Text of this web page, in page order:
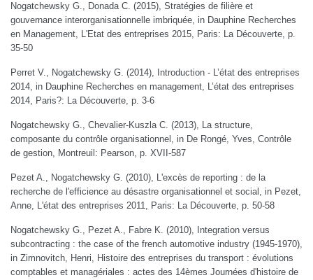
Nogatchewsky G., Donada C. (2015), Stratégies de filière et
gouvernance interorganisationnelle imbriquée, in Dauphine Recherches
en Management, L'Etat des entreprises 2015, Paris: La Découverte, p.
35-50
Perret V., Nogatchewsky G. (2014), Introduction - L’état des entreprises
2014, in Dauphine Recherches en management, L’état des entreprises
2014, Paris?: La Découverte, p. 3-6
Nogatchewsky G., Chevalier-Kuszla C. (2013), La structure,
composante du contrôle organisationnel, in De Rongé, Yves, Contrôle
de gestion, Montreuil: Pearson, p. XVII-587
Pezet A., Nogatchewsky G. (2010), L'excès de reporting : de la
recherche de l'efficience au désastre organisationnel et social, in Pezet,
Anne, L'état des entreprises 2011, Paris: La Découverte, p. 50-58
Nogatchewsky G., Pezet A., Fabre K. (2010), Integration versus
subcontracting : the case of the french automotive industry (1945-1970),
in Zimnovitch, Henri, Histoire des entreprises du transport : évolutions
comptables et managériales : actes des 14èmes Journées d'histoire de